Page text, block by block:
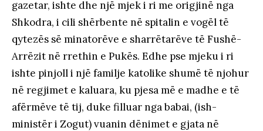
gazetar, ishte dhe një mjek i ri me origjinë nga
Shkodra, i cili shërbente në spitalin e vogël të
qytezës së minatorëve e sharrëtarëve të Fushë-
Arrëzit në rrethin e Pukës. Edhe pse mjeku i ri
ishte pinjoll i një familje katolike shumë të njohur
në regjimet e kaluara, ku pjesa më e madhe e të
afërmëve të tij, duke filluar nga babai, (ish-
ministër i Zogut) vuanin dënimet e gjata në